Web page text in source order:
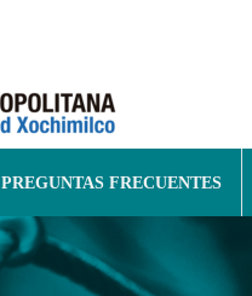
PREGUNTAS FRECUENTES